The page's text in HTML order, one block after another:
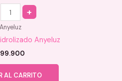
Anyeluz
Anyeluz
99.900
AL CARRITO